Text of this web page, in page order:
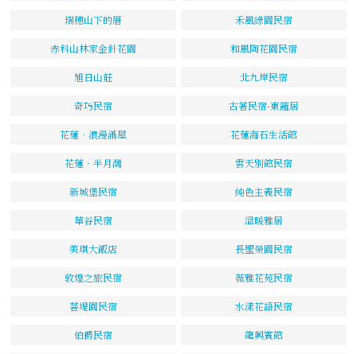
瑞穗山下的厝 禾風綠園民宿
赤科山林家金針花園 和風陶花園民宿
旭日山莊 北九岸民宿
奇巧民宿 古著民宿-東籬居
花蓮‧浪漫滿屋 花蓮海石生活館
花蓮‧半月灣 雲天別館民宿
新城堡民宿 純色主義民宿
華谷民宿 溫暖雅居
美琪大飯店 長聖榮園民宿
敦煌之旅民宿 薇雅花苑民宿
菩堤園民宿 水漾花語民宿
伯爵民宿 龍興賓館